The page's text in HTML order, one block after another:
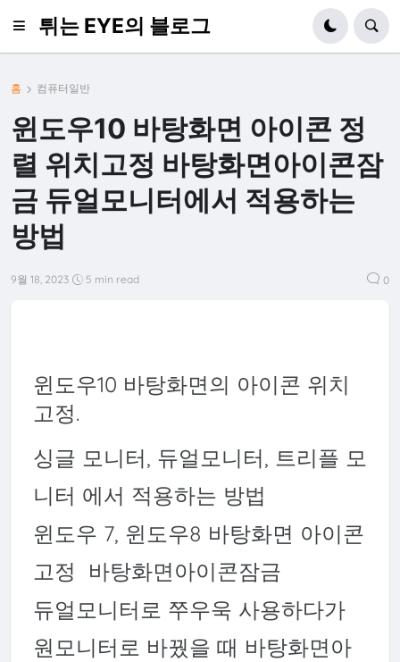
튀는 EYE의 블로그
홈 컴퓨터일반
윈도우10 바탕화면 아이콘 정
렬 위치고정 바탕화면아이콘잠
금 듀얼모니터에서 적용하는
방법
9월 18, 2023 5 min read 0
윈도우10 바탕화면의 아이콘 위치
고정.
싱글 모니터, 듀얼모니터, 트리플 모
니터 에서 적용하는 방법
윈도우 7, 윈도우8 바탕화면 아이콘
고정 바탕화면아이콘잠금
듀얼모니터로 쭈우욱 사용하다가
원모니터로 바꿨을 때 바탕화면아